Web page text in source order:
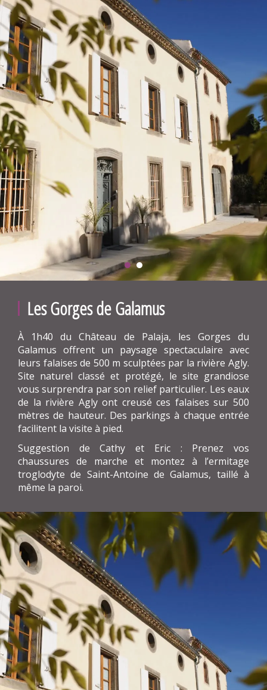
Les Gorges de Galamus
À 1h40 du Château de Palaja, les Gorges du
Galamus offrent un paysage spectaculaire avec
leurs falaises de 500 m sculptées par la rivière Agly.
Site naturel classé et protégé, le site grandiose
vous surprendra par son relief particulier. Les eaux
de la rivière Agly ont creusé ces falaises sur 500
mètres de hauteur. Des parkings à chaque entrée
facilitent la visite à pied.
Suggestion de Cathy et Eric : Prenez vos
chaussures de marche et montez à l’ermitage
troglodyte de Saint-Antoine de Galamus, taillé à
même la paroi.